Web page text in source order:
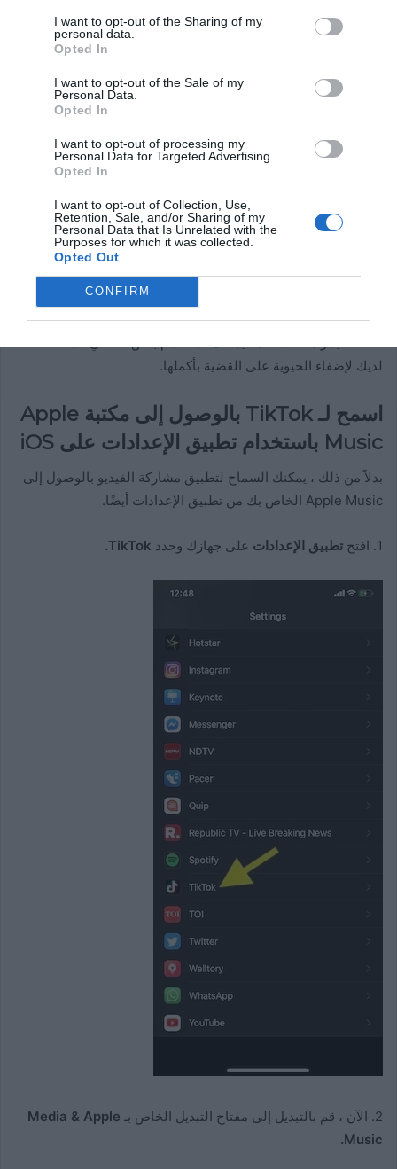
I want to opt-out of the Sharing of my
personal data.
Opted In
I want to opt-out of the Sale of my
Personal Data.
Opted In
I want to opt-out of processing my
Personal Data for Targeted Advertising.
Opted In
I want to opt-out of Collection, Use,
Retention, Sale, and/or Sharing of my
Personal Data that Is Unrelated with the
Purposes for which it was collected.
Opted Out
CONFIRM
هذا هو! من الآن فصاعدًا ، يمكنك الوصول إلى Apple Music
مباشرة من قسم الصوت في TikTok. وبالتالي ، في الأوقات التي
تكون فيها على استعداد لإضافة بعض عامل x إلى مقاطع الفيديو
لديك لإضفاء الحيوية على القضية بأكملها.
اسمح لـ TikTok بالوصول إلى مكتبة Apple
Music باستخدام تطبيق الإعدادات على iOS
بدلاً من ذلك ، يمكنك السماح لتطبيق مشاركة الفيديو بالوصول إلى
Apple Music الخاص بك من تطبيق الإعدادات أيضًا.
1. افتح تطبيق الإعدادات على جهازك وحدد TikTok.
2. الآن ، قم بالتبديل إلى مفتاح التبديل الخاص بـ
Media & Apple
Music.